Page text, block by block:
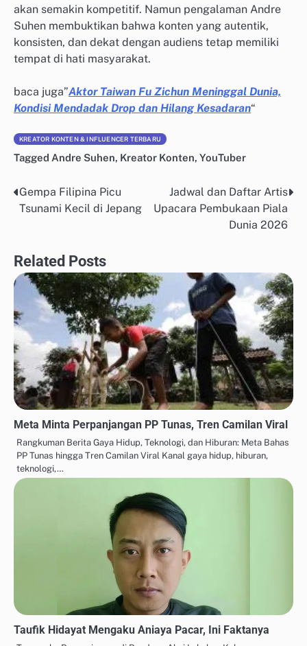
akan semakin kompetitif. Namun pengalaman Andre
Suhen membuktikan bahwa konten yang autentik,
konsisten, dan dekat dengan audiens tetap memiliki
tempat di hati masyarakat.
baca juga”Aktor Taiwan Fu Zichun Meninggal Dunia,
Kondisi Mendadak Drop dan Hilang Kesadaran“
KREATOR KONTEN & INFLUENCER TERBARU
Tagged Andre Suhen, Kreator Konten, YouTuber
Post
Gempa Filipina Picu
Tsunami Kecil di Jepang
Jadwal dan Daftar Artis
Upacara Pembukaan Piala
Dunia 2026
Related Posts
Meta Minta Perpanjangan PP Tunas, Tren Camilan Viral
Rangkuman Berita Gaya Hidup, Teknologi, dan Hiburan: Meta Bahas
PP Tunas hingga Tren Camilan Viral Kanal gaya hidup, hiburan,
teknologi,…
Taufik Hidayat Mengaku Aniaya Pacar, Ini Faktanya